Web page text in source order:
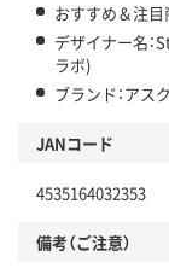
おすすめ＆注目
デザイナー名
ラボ)
ブランド：アス
JANコード
4535164032353
備考（ご注意）